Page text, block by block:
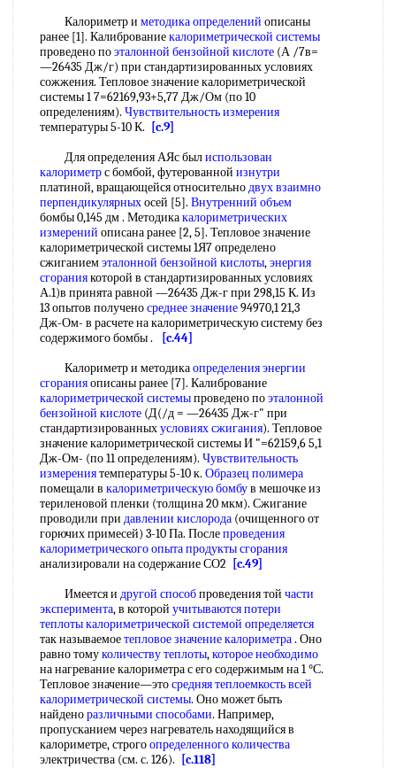
Калориметр и методика определений описаны
ранее [1]. Калиброваниекалориметрической системы
проведено поэталонной бензойной кислоте (А /7в=
—26435 Дж/г) при стандартизированных условиях
сожжения. Тепловое значение калориметрической
системы 1 7=62169,93+5,77 Дж/Ом (по 10
определениям). Чувствительность измерения
температуры 5-10 К.
[c.9]
Для определения АЯс былиспользован
калориметрс бомбой, футерованной изнутри
платиной, вращающейся относительнодвухвзаимно
перпендикулярныхосей [5]. Внутренний объем
бомбы 0,145 дм . Методикакалориметрических
измерений описана ранее [2, 5]. Тепловое значение
калориметрической системы 1Я7 определено
сжиганиемэталонной бензойной кислоты,энергия
сгораниякоторой в стандартизированных условиях
А.1)в принята равной —26435 Дж-г при 298,15 К. Из
13 опытов полученосреднее значение94970,1 21,3
Дж-Ом- в расчете на калориметрическую систему без
содержимого бомбы .
[c.44]
Калориметр и методикаопределения энергии
сгоранияописаны ранее [7]. Калибрование
калориметрической системыпроведено поэталонной
бензойной кислоте (Д(/д = —26435 Дж-г" при
стандартизированныхусловиях сжигания). Тепловое
значение калориметрической системы И "=62159,6 5,1
Дж-Ом- (по 11 определениям). Чувствительность
измерениятемпературы 5-10 к. Образец полимера
помещали в калориметрическую бомбув мешочке из
териленовой пленки (толщина 20 мкм). Сжигание
проводили при давлении кислорода (очищенного от
горючих примесей) 3-10 Па. Послепроведения
калориметрическогоопытапродукты сгорания
анализировали на содержание СО2 [c.49]
Имеется и другой способпроведения той части
эксперимента, в которой учитываются потери
теплоты калориметрической системой определяется
так называемоетепловое значение калориметра. Оно
равно томуколичеству теплоты,которое необходимо
на нагревание калориметра с его содержимым на 1 °С.
Тепловое значение—этосредняя теплоемкостьвсей
калориметрической системы. Оно может быть
найденоразличными способами. Например,
пропусканием через нагреватель находящийся в
калориметре, строгоопределенного количества
электричества (см. с. 126).
[c.118]